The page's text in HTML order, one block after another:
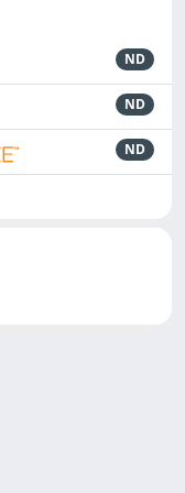
ND
ND
ND